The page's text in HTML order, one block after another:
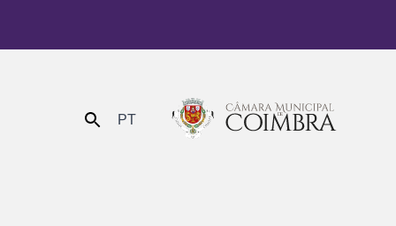
Enviar PT